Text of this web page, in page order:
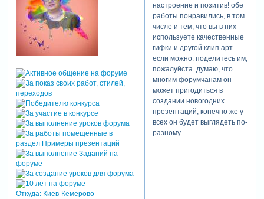
Откуда:Киев-Кемерово
настроение и позитив! обе
работы понравились, в том
числе и тем, что вы в них
используете качественные
гифки и другой клип арт.
если можно. поделитесь им,
пожалуйста. думаю, что
многим форумчанам он
может пригодиться в
создании новогодних
презентаций, конечно же у
всех он будет выглядеть по-
разному.